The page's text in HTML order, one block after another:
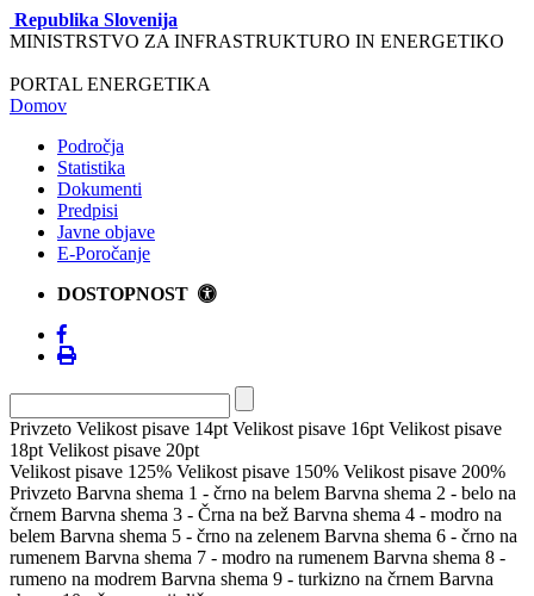
Republika Slovenija
MINISTRSTVO ZA INFRASTRUKTURO IN ENERGETIKO
PORTAL ENERGETIKA
Domov
Področja
Statistika
Dokumenti
Predpisi
Javne objave
E-Poročanje
DOSTOPNOST
Privzeto Velikost pisave 14pt Velikost pisave 16pt Velikost pisave
18pt Velikost pisave 20pt
Velikost pisave 125% Velikost pisave 150% Velikost pisave 200%
Privzeto Barvna shema 1 - črno na belem Barvna shema 2 - belo na
črnem Barvna shema 3 - Črna na bež Barvna shema 4 - modro na
belem Barvna shema 5 - črno na zelenem Barvna shema 6 - črno na
rumenem Barvna shema 7 - modro na rumenem Barvna shema 8 -
rumeno na modrem Barvna shema 9 - turkizno na črnem Barvna